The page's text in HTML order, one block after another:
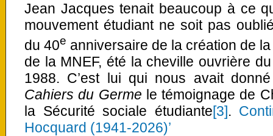
Jean Jacques tenait beaucoup à ce
mouvement étudiant ne soit pas
du 40e anniversaire de la création de
de la MNEF, été la cheville ouvrière
1988. C’est lui qui nous avait
Cahiers du Germe le témoignage de
la Sécurité sociale étudiante[3].
Hocquard (1941-2026)’